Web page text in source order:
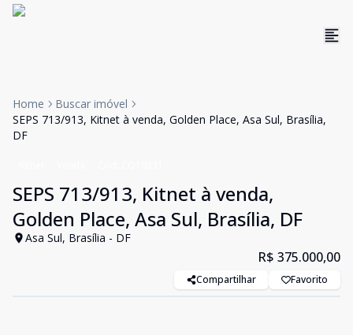
Home
Buscar imóvel
SEPS 713/913, Kitnet à venda, Golden Place, Asa Sul, Brasília,
DF
SEPS 713/913, Kitnet à venda,
Golden Place, Asa Sul, Brasília, DF
Asa Sul, Brasília - DF
R$ 375.000,00
Compartilhar Favorito